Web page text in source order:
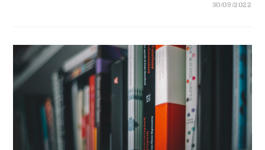
30/09/2022